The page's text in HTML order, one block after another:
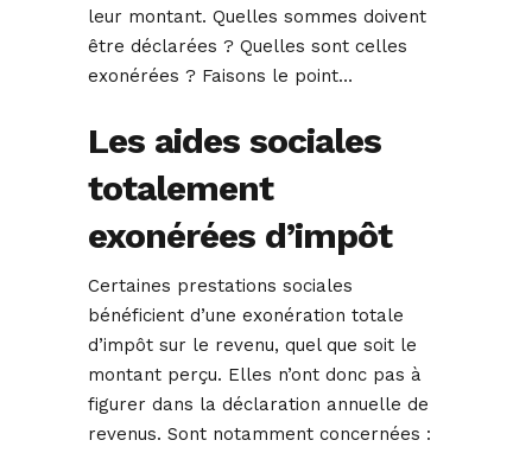
leur montant. Quelles sommes doivent
être déclarées ? Quelles sont celles
exonérées ? Faisons le point…
Les aides sociales
totalement
exonérées d’impôt
Certaines prestations sociales
bénéficient d’une exonération totale
d’impôt sur le revenu, quel que soit le
montant perçu. Elles n’ont donc pas à
figurer dans la déclaration annuelle de
revenus. Sont notamment concernées :